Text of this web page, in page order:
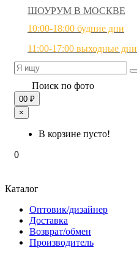
ШОУРУМ В МОСКВЕ
10:00-18:00 будние дни
11:00-17:00 выходные дни
Поиск по фото
00 ₽
×
В корзине пусто!
0
Каталог
Оптовик/дизайнер
Доставка
Возврат/обмен
Производитель